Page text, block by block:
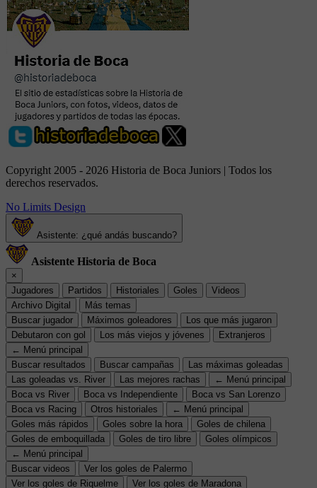
Copyright 2005 - 2026 Historia de Boca Juniors | Todos los
derechos reservados.
No Limits Design
Asistente: ¿qué andás buscando?
Asistente Historia de Boca
×
Jugadores
Partidos Historiales Goles
Videos
Archivo Digital
Más temas
Buscar jugador
Máximos goleadores
Los que más jugaron
Debutaron con gol
Los más viejos y jóvenes
Extranjeros
← Menú principal
Buscar resultados
Buscar campañas
Las máximas goleadas
Las goleadas vs. River
Las mejores rachas
← Menú principal
Boca vs River
Boca vs Independiente
Boca vs San Lorenzo
Boca vs Racing
Otros historiales
← Menú principal
Goles más rápidos
Goles sobre la hora
Goles de chilena
Goles de emboquillada
Goles de tiro libre
Goles olímpicos
← Menú principal
Buscar videos
Ver los goles de Palermo
Ver los goles de Riquelme
Ver los goles de Maradona